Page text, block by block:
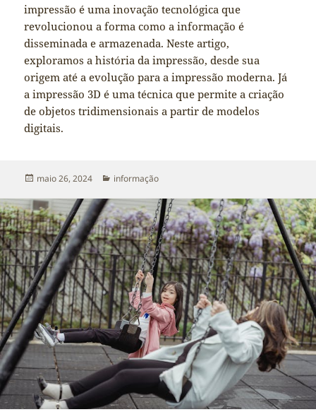
impressão é uma inovação tecnológica que
revolucionou a forma como a informação é
disseminada e armazenada. Neste artigo,
exploramos a história da impressão, desde sua
origem até a evolução para a impressão moderna. Já
a impressão 3D é uma técnica que permite a criação
de objetos tridimensionais a partir de modelos
digitais.
Publicado
maio 26, 2024 Categorias
informação